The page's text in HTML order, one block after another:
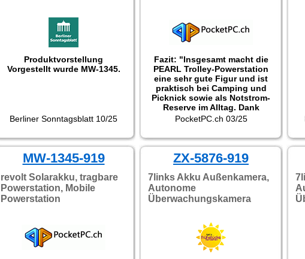
Produktvorstellung
Vorgestellt wurde MW-1345.
Berliner Sonntagsblatt 10/25
Fazit: "Insgesamt macht die
PEARL Trolley-Powerstation
eine sehr gute Figur und ist
praktisch bei Camping und
Picknick sowie als Notstrom-
Reserve im Alltag. Dank
moderner LiFePO4-
nicht nur lange an, sondern
der Akku selbst kann auch
längere Zeit gut und mit viel
Leistung genutzt werden.
Zudem ermöglicht Lithium-
Eisenphospor eben auch
grosse Spannungsspitzen, so
das man selbst die Kühltruhe,
Staubsauger darüber
betreiben kann."
Getestet wurde ZX-3730/MW-
1345.
PocketPC.ch 03/25
MW-1345-919
revolt Solarakku, tragbare
Powerstation, Mobile
Powerstation
ZX-5876-919
7links Akku Außenkamera,
Autonome
Überwachungskamera